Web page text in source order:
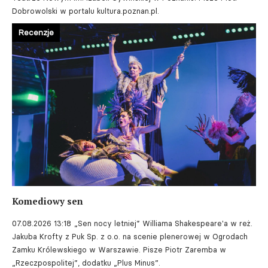
Dobrowolski w portalu kultura.poznan.pl.
Komediowy sen
07.08.2026 13:18 „Sen nocy letniej” Williama Shakespeare'a w reż.
Jakuba Krofty z Puk Sp. z o.o. na scenie plenerowej w Ogrodach
Zamku Królewskiego w Warszawie. Pisze Piotr Zaremba w
„Rzeczpospolitej”, dodatku „Plus Minus”.
Recenzje